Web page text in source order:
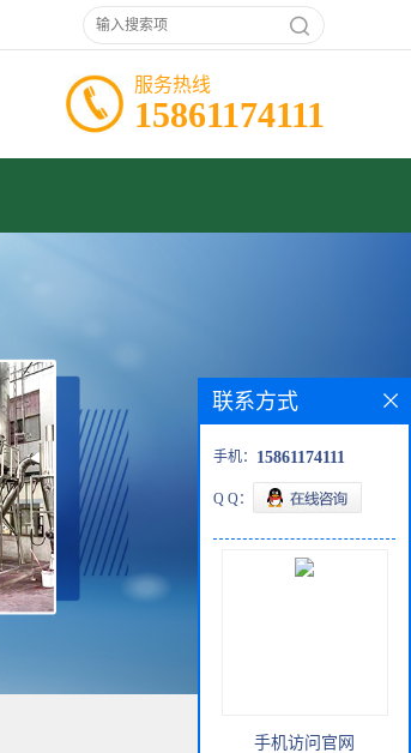
服务热线
15861174111
联系方式
手机： 15861174111
Q Q：
手机访问官网